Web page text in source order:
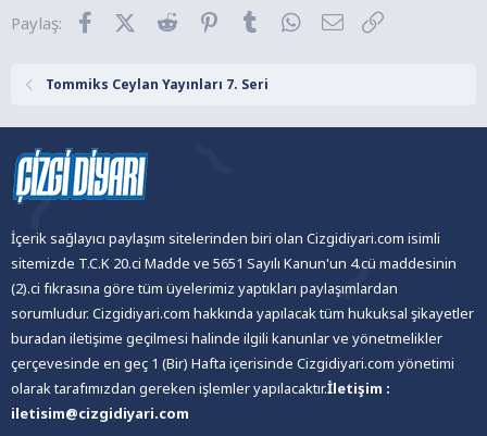
e
Paylaş: FacebookX (Twitter)
Reddit Pinterest
Tumblr WhatsApp
E-posta
Tommiks Ceylan Yayınları 7. Seri
İçerik sağlayıcı paylaşım sitelerinden biri olan Cizgidiyari.com isimli
sitemizde T.C.K 20.ci Madde ve 5651 Sayılı Kanun'un 4.cü maddesinin
(2).ci fıkrasına göre tüm üyelerimiz yaptıkları paylaşımlardan
sorumludur. Cizgidiyari.com hakkında yapılacak tüm hukuksal şikayetler
buradan iletişime geçilmesi halinde ilgili kanunlar ve yönetmelikler
çerçevesinde en geç 1 (Bir) Hafta içerisinde Cizgidiyari.com yönetimi
olarak tarafımızdan gereken işlemler yapılacaktır.İletişim :
iletisim@cizgidiyari.com